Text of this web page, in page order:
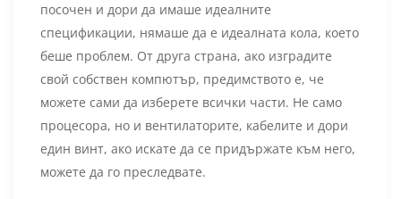
посочен и дори да имаше идеалните
спецификации, нямаше да е идеалната кола, което
беше проблем. От друга страна, ако изградите
свой собствен компютър, предимството е, че
можете сами да изберете всички части. Не само
процесора, но и вентилаторите, кабелите и дори
един винт, ако искате да се придържате към него,
можете да го преследвате.